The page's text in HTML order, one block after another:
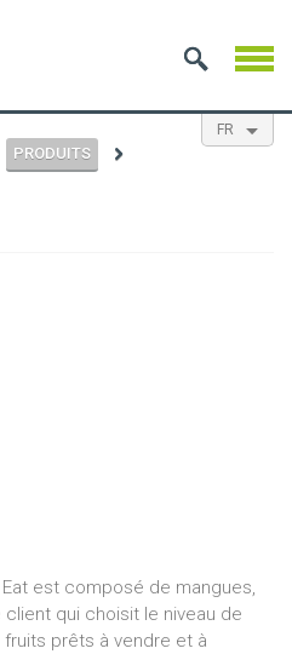
FR
PRODUITS
est composé de mangues,
qui choisit le niveau de
prêts à vendre et à